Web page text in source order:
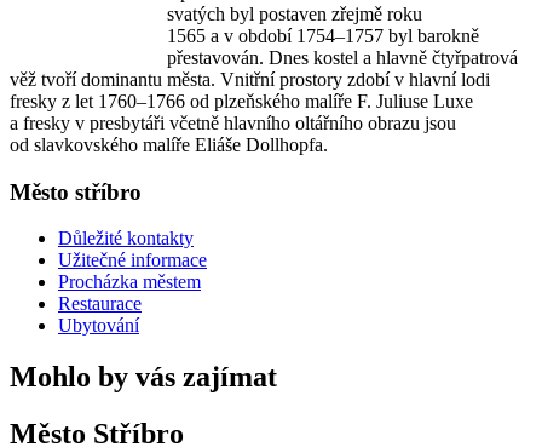
svatých byl postaven zřejmě roku
1565 a v období 1754–1757 byl barokně
přestavován. Dnes kostel a hlavně čtyřpatrová
věž tvoří dominantu města. Vnitřní prostory zdobí v hlavní lodi
fresky z let 1760–1766 od plzeňského malíře F. Juliuse Luxe
a fresky v presbytáři včetně hlavního oltářního obrazu jsou
od slavkovského malíře Eliáše Dollhopfa.
Město stříbro
Důležité kontakty
Užitečné informace
Procházka městem
Restaurace
Ubytování
Mohlo by vás zajímat
Město Stříbro